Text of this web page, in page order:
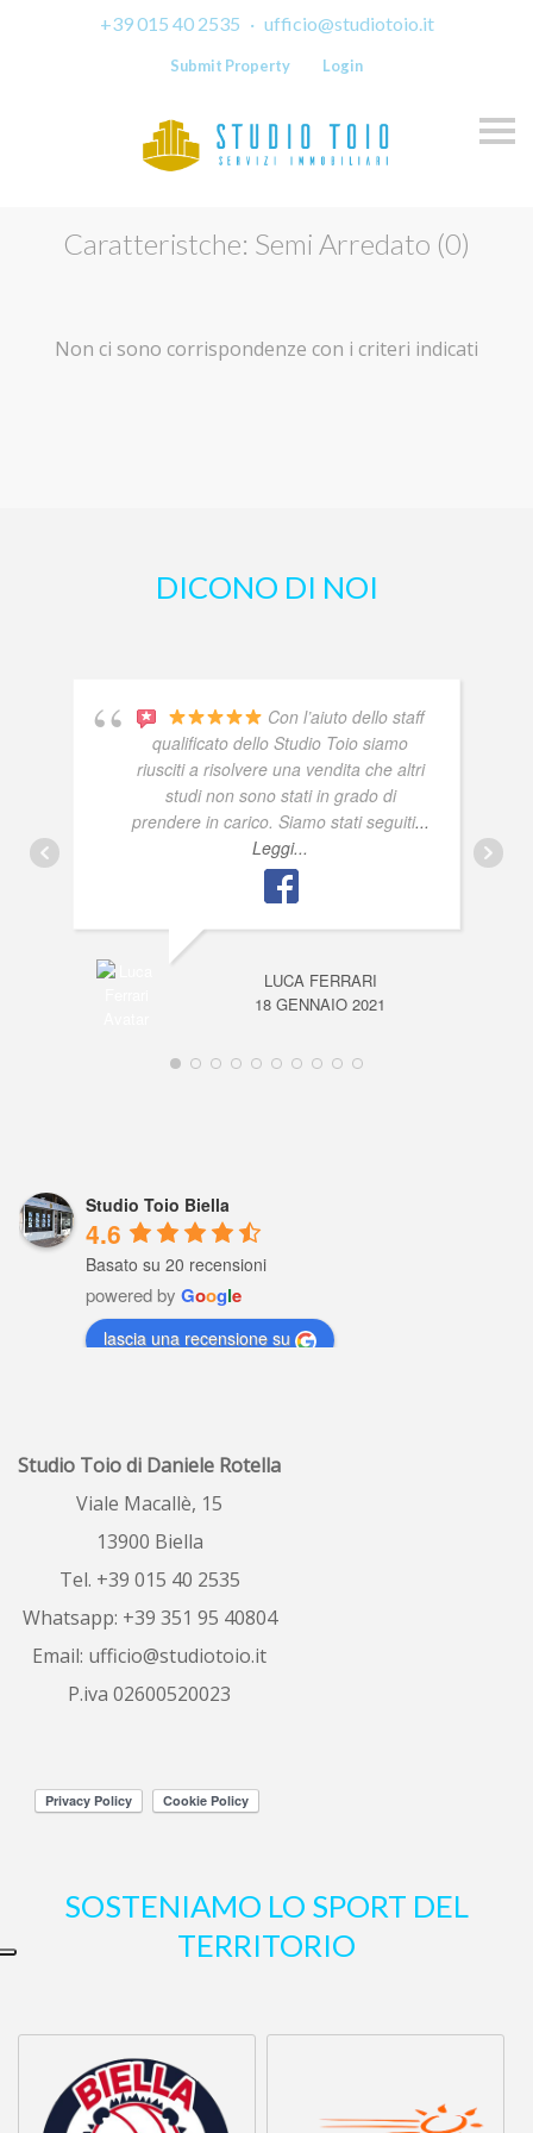
+39 015 40 2535 · ufficio@studiotoio.it
Submit Property Login
Caratteristche: Semi Arredato (0)
Non ci sono corrispondenze con i criteri indicati
DICONO DI NOI
Con l’aiuto dello staff
qualificato dello Studio Toio siamo
riusciti a risolvere una vendita che altri
studi non sono stati in grado di
prendere in carico. Siamo stati seguiti...
Leggi...
LUCA FERRARI
18 GENNAIO 2021
Studio Toio Biella
4.6
Basato su 20 recensioni
powered by Google
lascia una recensione su
fatto valutare il  mio  alloggio , profe
leggi tutto
ombretta porrino
Ottimo servizio,
sono riuscita a vendere il mio alloggio
in...leggi tutto
Luca Siletti
Altre recensioni
Studio Toio di Daniele Rotella
Viale Macallè, 15
13900 Biella
Tel. +39 015 40 2535
Whatsapp: +39 351 95 40804
Email: ufficio@studiotoio.it
P.iva 02600520023
SOSTENIAMO LO SPORT DEL
TERRITORIO